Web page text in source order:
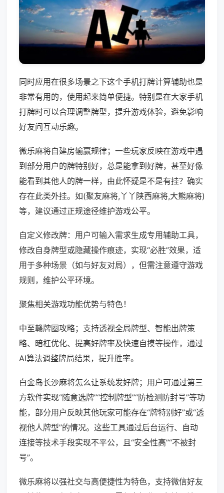
同时应用在很多场景之下这个手机打牌计算辅助也是
非常有用的，使用起来简单便捷。特别是在大家手机
打牌时可以合理调整牌型，提升游戏体验，避免影响
好友间互动乐趣。
微乐麻将自建房输赢规律；一些玩家反映在游戏中遇
到部分用户的牌特别好，总是能拿到好牌，甚至好像
能看到其他人的牌一样，由此怀疑是不是有挂？确实
存在此类外挂。如(聚友麻将,丫丫陕西麻将,大熊麻将)
等，建议通过正规途径维护游戏公平。
自定义修改牌：用户可输入需求生成专用辅助工具，
修改自身牌型或隐藏操作痕迹，实现“必胜”效果，适
用于多种场景（如与好友对局），但需注意遵守游戏
规则，维护公平环境。
聚焦相关游戏功能优势与特色！
中至赣牌圈攻略；支持透视全局牌型、智能出牌策
略、暗杠优化、提高好牌率及快速自摸等操作，通过
AI算法调整牌局结果，提升胜率。
白金岛长沙麻将怎么让系统发好牌；用户可通过第三
方软件实现“随意选牌”“控制牌型”“防检测防封号”等功
能，部分用户反映其他玩家可能存在“牌特别好”或“透
视他人牌型”的情况。这些工具通过后台运行、自动
连接等技术手段实现不平公，且“安全性高”“不被封
号”。
微乐麻将以强社交与高便捷性为特色，支持微信好友